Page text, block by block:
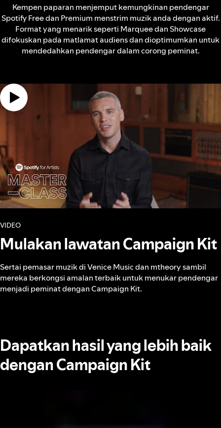
Kempen paparan menjemput kemungkinan pendengar
Spotify Free dan Premium menstrim muzik anda dengan aktif.
Format yang menarik seperti Marquee dan Showcase
difokuskan pada matlamat audiens dan dioptimumkan untuk
mendedahkan pendengar dalam corong peminat.
VIDEO
Mulakan lawatan Campaign Kit
Sertai pemasar muzik di Venice Music dan mtheory sambil
mereka berkongsi amalan terbaik untuk menukar pendengar
menjadi peminat dengan Campaign Kit.
Dapatkan hasil yang lebih baik
dengan Campaign Kit